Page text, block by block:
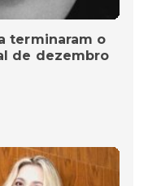
terminaram o
de dezembro